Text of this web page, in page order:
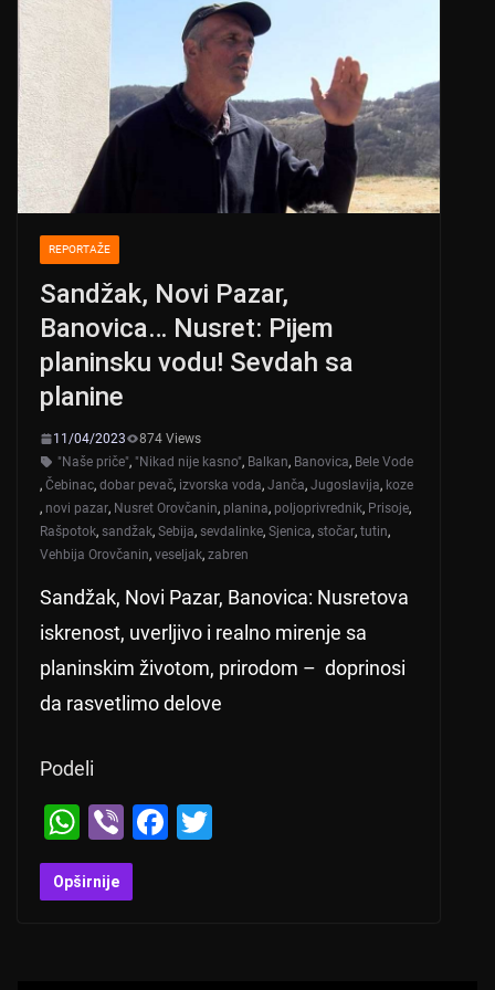
REPORTAŽE
Sandžak, Novi Pazar,
Banovica… Nusret: Pijem
planinsku vodu! Sevdah sa
planine
11/04/2023
874 Views
"Naše priče", "Nikad nije kasno", Balkan, Banovica, Bele Vode
, Čebinac, dobar pevač, izvorska voda, Janča, Jugoslavija, koze
, novi pazar, Nusret Orovčanin, planina, poljoprivrednik, Prisoje,
Rašpotok, sandžak, Sebija, sevdalinke, Sjenica, stočar, tutin,
Vehbija Orovčanin, veseljak, zabren
Sandžak, Novi Pazar, Banovica: Nusretova
iskrenost, uverljivo i realno mirenje sa
planinskim životom, prirodom – doprinosi
da rasvetlimo delove
Podeli
W
h
at
Vi
b
er
F
Opširnije